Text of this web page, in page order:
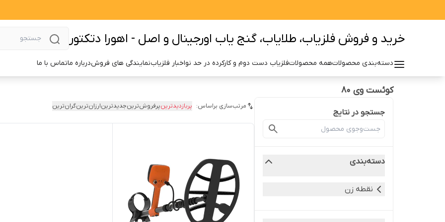
خرید و فروش فلزیاب، طلایاب، گنج یاب اورجینال و اصل - اهورا دتکتور
دسته‌بندی محصولاتهمه محصولاتفلزیاب دست دوم و کارکرده در حد نواخبار فلزیابنمایندگی های فروشدرباره ماتماس با ما
کوئست وی 80
جستجو در نتایج
دسته‌بندی
نقطه زن
مرتب‌سازی براساس: پربازدیدترینپرفروش‌ترینجدیدترینارزان‌ترینگران‌ترین